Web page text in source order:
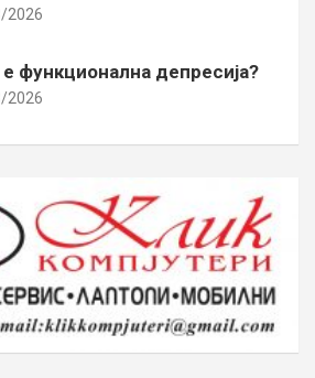
2026
функционална депресија?
2026